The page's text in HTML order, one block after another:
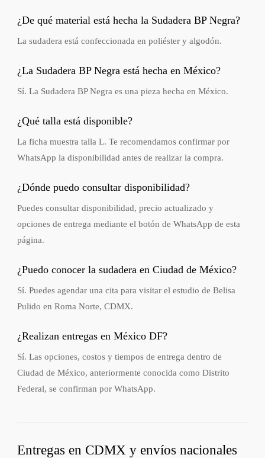
¿De qué material está hecha la Sudadera BP Negra?
La sudadera está confeccionada en poliéster y algodón.
¿La Sudadera BP Negra está hecha en México?
Sí. La Sudadera BP Negra es una pieza hecha en México.
¿Qué talla está disponible?
La ficha muestra talla L. Te recomendamos confirmar por
WhatsApp la disponibilidad antes de realizar la compra.
¿Dónde puedo consultar disponibilidad?
Puedes consultar disponibilidad, precio actualizado y
opciones de entrega mediante el botón de WhatsApp de esta
página.
¿Puedo conocer la sudadera en Ciudad de México?
Sí. Puedes agendar una cita para visitar el estudio de Belisa
Pulido en Roma Norte, CDMX.
¿Realizan entregas en México DF?
Sí. Las opciones, costos y tiempos de entrega dentro de
Ciudad de México, anteriormente conocida como Distrito
Federal, se confirman por WhatsApp.
Entregas en CDMX y envíos nacionales